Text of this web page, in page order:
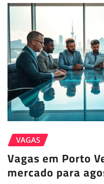
VAGAS
Vagas em Porto
mercado para